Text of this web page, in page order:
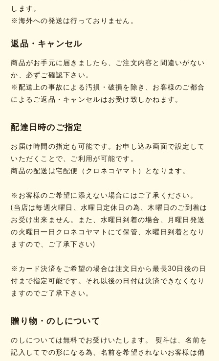
します。
※海外への発送は行っておりません。
返品・キャンセル
商品がお手元に届きましたら、ご注文内容と間違いがない
か、必ずご確認下さい。
※配送上の事故による汚損・破損を除き、お客様のご都合
によるご返品・キャンセルはお受け致しかねます。
配達日時のご指定
お届け時間の指定も可能です。お申し込み画面で設定して
いただくことで、ご利用が可能です。
商品の配送は宅配便（クロネコヤマト）となります。
※お客様のご希望に添えない場合にはご了承ください。
(当店は毎週火曜日、水曜日定休日の為、木曜日のご到着は
お受け出来ません。また、水曜日到着の場合、月曜日発送
の火曜日一日クロネコヤマトにて保管、水曜日到着となり
ますので、ご了承下さい)
※カード決済をご希望の場合は注文日から最長30日後の日
付まで指定可能です。それ以後の日付は決済できなくなり
ますのでご了承下さい。
贈り物・のしについて
のしについては無料でお受けいたします。 熨斗は、名前を
記入してでの形になる為、名前を希望されないお客様は備